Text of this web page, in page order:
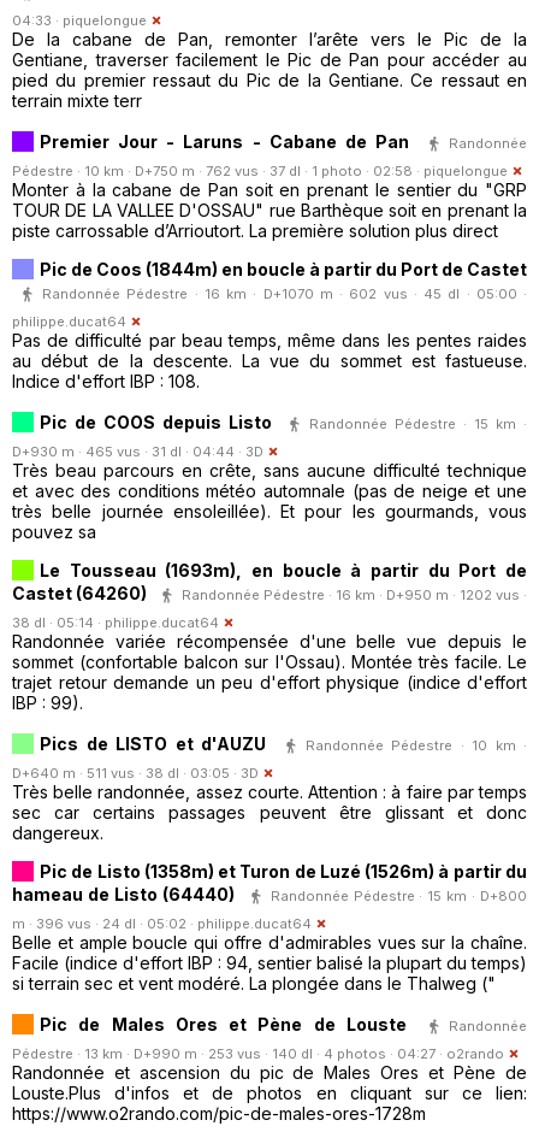
04:33 · piquelongue
De la cabane de Pan, remonter l’arête vers le Pic de la
Gentiane, traverser facilement le Pic de Pan pour accéder au
pied du premier ressaut du Pic de la Gentiane. Ce ressaut en
terrain mixte terr
Premier Jour - Laruns - Cabane de Pan
Randonnée
Pédestre · 10 km · D+750 m · 762 vus · 37 dl · 1 photo · 02:58 · piquelongue
Monter à la cabane de Pan soit en prenant le sentier du "GRP
TOUR DE LA VALLEE D'OSSAU" rue Barthèque soit en prenant la
piste carrossable d’Arrioutort. La première solution plus direct
Pic de Coos (1844m) en boucle à partir du Port de Castet
Randonnée Pédestre · 16 km · D+1070 m · 602 vus · 45 dl · 05:00 ·
philippe.ducat64
Pas de difficulté par beau temps, même dans les pentes raides
au début de la descente. La vue du sommet est fastueuse.
Indice d'effort IBP : 108.
Pic de COOS depuis Listo
Randonnée Pédestre · 15 km ·
D+930 m · 465 vus · 31 dl · 04:44 · 3D
Très beau parcours en crête, sans aucune difficulté technique
et avec des conditions météo automnale (pas de neige et une
très belle journée ensoleillée). Et pour les gourmands, vous
pouvez sa
Le Tousseau (1693m), en boucle à partir du Port de
Castet (64260)
Randonnée Pédestre · 16 km · D+950 m · 1202 vus ·
38 dl · 05:14 · philippe.ducat64
Randonnée variée récompensée d'une belle vue depuis le
sommet (confortable balcon sur l'Ossau). Montée très facile. Le
trajet retour demande un peu d'effort physique (indice d'effort
IBP : 99).
Pics de LISTO et d'AUZU
Randonnée Pédestre · 10 km ·
D+640 m · 511 vus · 38 dl · 03:05 · 3D
Très belle randonnée, assez courte. Attention : à faire par temps
sec car certains passages peuvent être glissant et donc
dangereux.
Pic de Listo (1358m) et Turon de Luzé (1526m) à partir du
hameau de Listo (64440)
Randonnée Pédestre · 15 km · D+800
m · 396 vus · 24 dl · 05:02 · philippe.ducat64
Belle et ample boucle qui offre d'admirables vues sur la chaîne.
Facile (indice d'effort IBP : 94, sentier balisé la plupart du temps)
si terrain sec et vent modéré. La plongée dans le Thalweg ("
Pic de Males Ores et Pène de Louste
Randonnée
Pédestre · 13 km · D+990 m · 253 vus · 140 dl · 4 photos · 04:27 · o2rando
Randonnée et ascension du pic de Males Ores et Pène de
Louste.Plus d'infos et de photos en cliquant sur ce lien:
https://www.o2rando.com/pic-de-males-ores-1728m